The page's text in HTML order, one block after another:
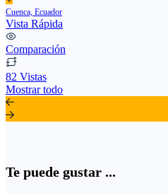
Cuenca, Ecuador
Vista Rápida
Comparación
82 Vistas
Mostrar todo
Te puede gustar ...